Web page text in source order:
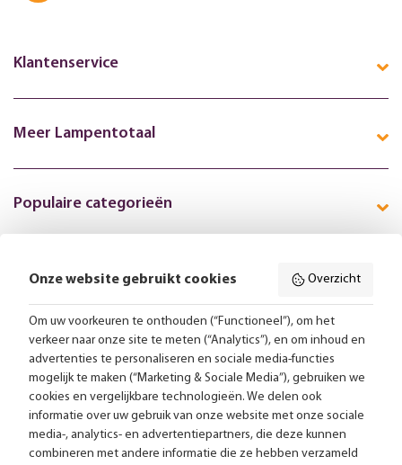
Klantenservice
Meer Lampentotaal
Populaire categorieën
Volg ons online:
Gratis bezorging vanaf 99,-
Advies op maat
Meer dan 25.000 lampen op voorraad
Onze website gebruikt cookies Overzicht
Om uw voorkeuren te onthouden (“Functioneel”), om het
verkeer naar onze site te meten (“Analytics”), en om inhoud en
advertenties te personaliseren en sociale media-functies
mogelijk te maken (“Marketing & Sociale Media”), gebruiken we
cookies en vergelijkbare technologieën. We delen ook
informatie over uw gebruik van onze website met onze sociale
media-, analytics- en advertentiepartners, die deze kunnen
combineren met andere informatie die ze hebben verzameld